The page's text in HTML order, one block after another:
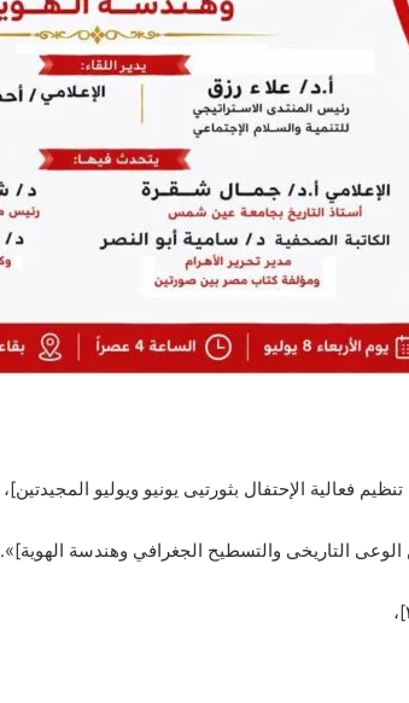
فعالية الإحتفال بثورتيى يونيو ويوليو المجيدتين]،
الوعى التاريخى والتسطيح الجغرافي وهندسة الهوية]».